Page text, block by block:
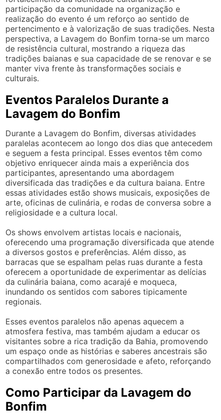
participação da comunidade na organização e
realização do evento é um reforço ao sentido de
pertencimento e à valorização de suas tradições. Nesta
perspectiva, a Lavagem do Bonfim torna-se um marco
de resistência cultural, mostrando a riqueza das
tradições baianas e sua capacidade de se renovar e se
manter viva frente às transformações sociais e
culturais.
Eventos Paralelos Durante a
Lavagem do Bonfim
Durante a Lavagem do Bonfim, diversas atividades
paralelas acontecem ao longo dos dias que antecedem
e seguem a festa principal. Esses eventos têm como
objetivo enriquecer ainda mais a experiência dos
participantes, apresentando uma abordagem
diversificada das tradições e da cultura baiana. Entre
essas atividades estão shows musicais, exposições de
arte, oficinas de culinária, e rodas de conversa sobre a
religiosidade e a cultura local.
Os shows envolvem artistas locais e nacionais,
oferecendo uma programação diversificada que atende
a diversos gostos e preferências. Além disso, as
barracas que se espalham pelas ruas durante a festa
oferecem a oportunidade de experimentar as delícias
da culinária baiana, como acarajé e moqueca,
inundando os sentidos com sabores tipicamente
regionais.
Esses eventos paralelos não apenas aquecem a
atmosfera festiva, mas também ajudam a educar os
visitantes sobre a rica tradição da Bahia, promovendo
um espaço onde as histórias e saberes ancestrais são
compartilhados com generosidade e afeto, reforçando
a conexão entre todos os presentes.
Como Participar da Lavagem do
Bonfim